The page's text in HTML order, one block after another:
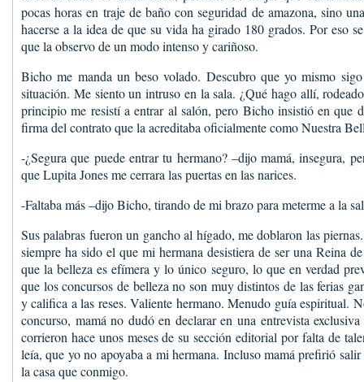
pocas horas en traje de baño con seguridad de amazona, sino
hacerse a la idea de que su vida ha girado 180 grados. Por eso
que la observo de un modo intenso y cariñoso.
Bicho me manda un beso volado. Descubro que yo mismo
situación. Me siento un intruso en la sala. ¿Qué hago allí,
principio me resistí a entrar al salón, pero Bicho insistió en que
firma del contrato que la acreditaba oficialmente como Nuestra
-¿Segura que puede entrar tu hermano? –dijo mamá, insegura,
que Lupita Jones me cerrara las puertas en las narices.
-Faltaba más –dijo Bicho, tirando de mi brazo para meterme a la
Sus palabras fueron un gancho al hígado, me doblaron las
siempre ha sido el que mi hermana desistiera de ser una Reina
que la belleza es efímera y lo único seguro, lo que en verdad
que los concursos de belleza no son muy distintos de las ferias
y califica a las reses. Valiente hermano. Menudo guía espiritual.
concurso, mamá no dudó en declarar en una entrevista
corrieron hace unos meses de su sección editorial por falta de
leía, que yo no apoyaba a mi hermana. Incluso mamá prefirió
la casa que conmigo.